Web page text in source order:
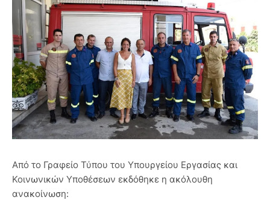
Από το Γραφείο Τύπου του Υπουργείου Εργασίας και
Κοινωνικών Υποθέσεων εκδόθηκε η ακόλουθη
ανακοίνωση: